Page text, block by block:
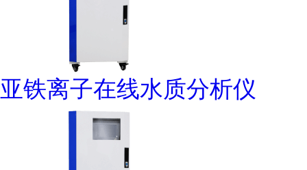
亚铁离子在线水质分析仪